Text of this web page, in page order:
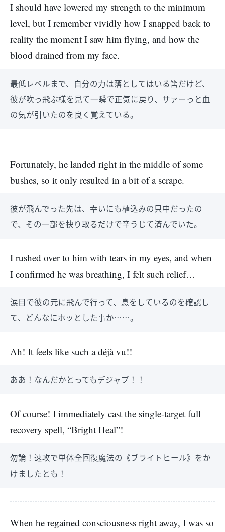
I should have lowered my strength to the minimum
level, but I remember vividly how I snapped back to
reality the moment I saw him flying, and how the
blood drained from my face.
最低レベルまで、自分の力は落としてはいる筈だけど、
彼が吹っ飛ぶ様を見て一瞬で正気に戻り、サァーっと血
の気が引いたのを良く覚えている。
Fortunately, he landed right in the middle of some
bushes, so it only resulted in a bit of a scrape.
彼が飛んでった先は、幸いにも植込みの只中だったの
で、その一部を抉り取るだけで辛うじて済んでいた。
I rushed over to him with tears in my eyes, and when
I confirmed he was breathing, I felt such relief…
涙目で彼の元に飛んで行って、息をしているのを確認し
て、どんなにホッとした事か……。
Ah! It feels like such a déjà vu!!
ああ！なんだかとってもデジャブ！！
Of course! I immediately cast the single-target full
recovery spell, “Bright Heal”!
勿論！速攻で単体全回復魔法の《ブライトヒール》をか
けましたとも！
When he regained consciousness right away, I was so